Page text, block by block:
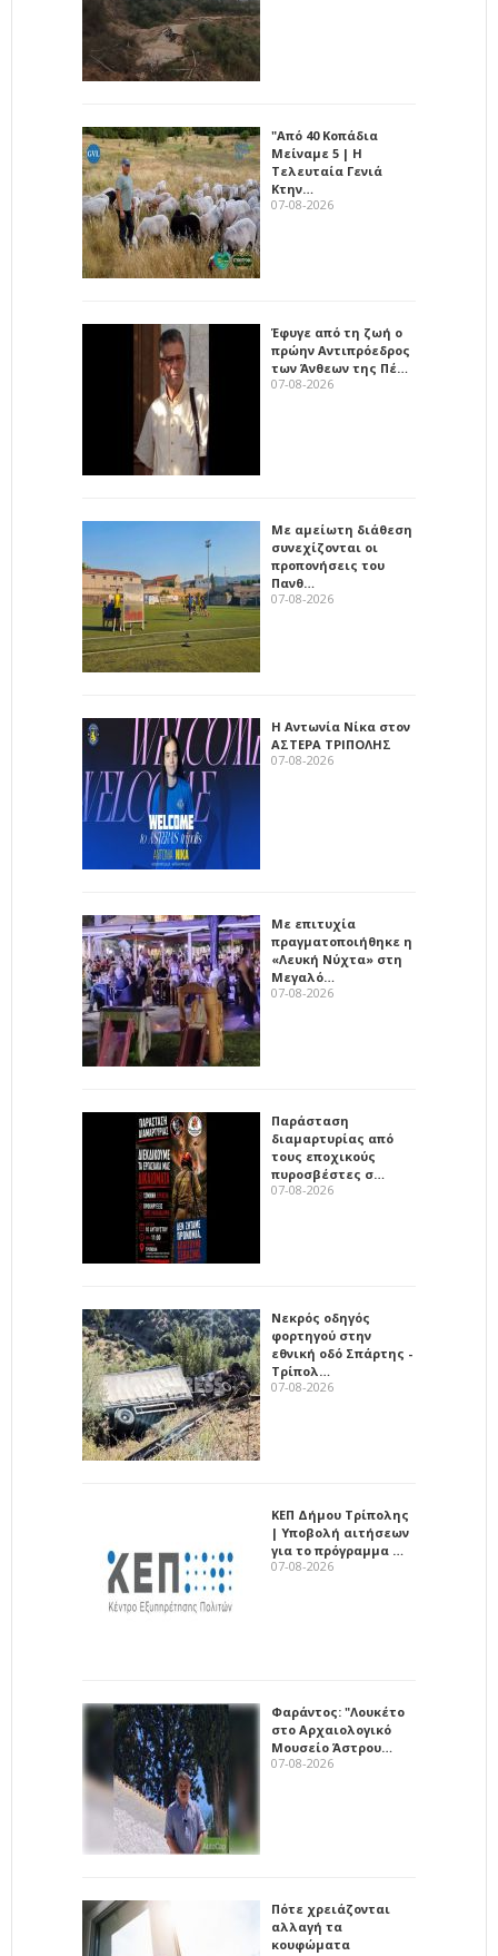
"Από 40 Κοπάδια
Μείναμε 5 | Η
Τελευταία Γενιά
Κτην…
07-08-2026
Έφυγε από τη ζωή ο
πρώην Αντιπρόεδρος
των Άνθεων της Πέ…
07-08-2026
Με αμείωτη διάθεση
συνεχίζονται οι
προπονήσεις του
Πανθ…
07-08-2026
Η Αντωνία Νίκα στον
ΑΣΤΕΡΑ ΤΡΙΠΟΛΗΣ
07-08-2026
Με επιτυχία
πραγματοποιήθηκε η
«Λευκή Νύχτα» στη
Μεγαλό…
07-08-2026
Παράσταση
διαμαρτυρίας από
τους εποχικούς
πυροσβέστες σ…
07-08-2026
Νεκρός οδηγός
φορτηγού στην
εθνική οδό Σπάρτης -
Τρίπολ…
07-08-2026
ΚΕΠ Δήμου Τρίπολης
| Υποβολή αιτήσεων
για το πρόγραμμα …
07-08-2026
Φαράντος: "Λουκέτο
στο Αρχαιολογικό
Μουσείο Άστρου…
07-08-2026
Πότε χρειάζονται
αλλαγή τα
κουφώματα